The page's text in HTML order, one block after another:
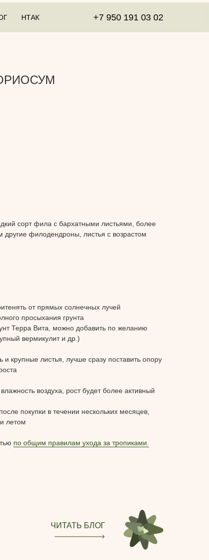
+7 950 191 03 02
КОНТАКТЫ
сорт фила с бархатными листьями, более
другие филодендроны, листья с возрастом
от прямых солнечных лучей
просыхания грунта
Терра Вита, можно добавить по желанию
вермикулит и др.)
и крупные листья, лучше сразу поставить опору
воздуха, рост будет более активный
покупки в течении нескольких месяцев,
летом
по общим правилам ухода за тропиками.
ЧИТАТЬ БЛОГ